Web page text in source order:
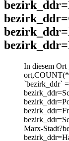
In diesem Ort
`bezirk_ddr`
Marx-